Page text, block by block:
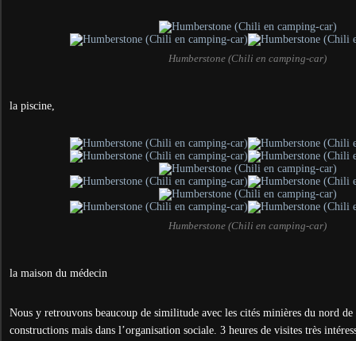
Humberstone (Chili en camping-car)
la piscine,
Humberstone (Chili en camping-car)
la maison du médecin
Nous y retrouvons beaucoup de similitude avec les cités minières du nord de
constructions mais dans l’organisation sociale. 3 heures de visites très